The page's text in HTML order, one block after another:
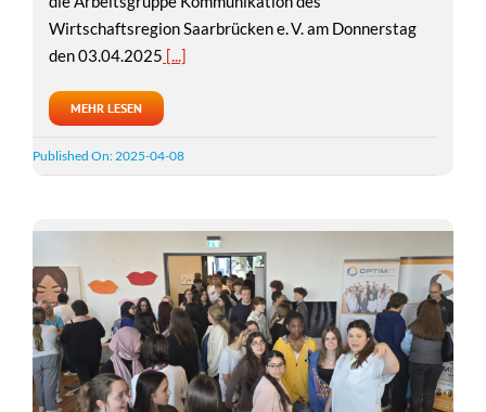
Wirtschaftsregion Saarbrücken e. V. am Donnerstag
den 03.04.2025 [...]
MEHR LESEN
Published On: 2025-04-08